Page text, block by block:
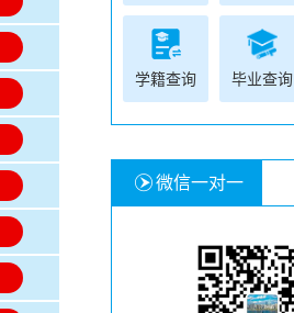
学籍查询 毕业查询
微信一对一